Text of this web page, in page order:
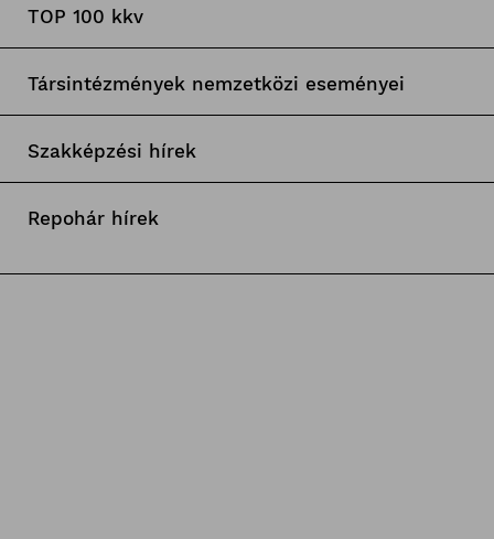
TOP 100 kkv
Társintézmények nemzetközi eseményei
Szakképzési hírek
Repohár hírek